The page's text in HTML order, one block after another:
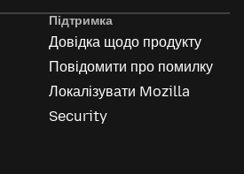
Підтримка
Довідка щодо продукту
Повідомити про помилку
Локалізувати Mozilla
Security